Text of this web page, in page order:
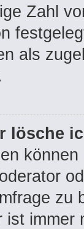
Zahl
als
lösche
zu
ist immer